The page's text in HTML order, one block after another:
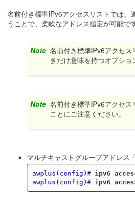
名前付き標準IPv6アクセスリストでは
うことで、柔軟なアドレス指定が可能
Note 名前付き標準IPv6アクセ
きだけ意味を持つオプシ
Note 名前付き標準IPv6アクセ
ことにご注意ください。
マルチキャストグループアドレス
awplus(config)#
ipv6
awplus(config)#
ipv6